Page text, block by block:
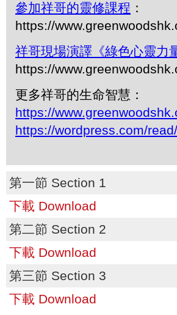
參加祥哥的靈修課程 ：
https://
祥哥現場演譯《綠色心靈力
https://
更多祥哥的生命智慧：
https://
https://wordpress.com/
第一節 Section 1
下載 Download
第二節 Section 2
下載 Download
第三節 Section 3
下載 Download